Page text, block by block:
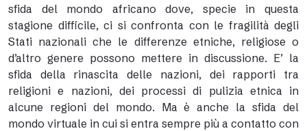
sfida del mondo africano dove, specie in questa
stagione difficile, ci si confronta con le fragilità degli
Stati nazionali che le differenze etniche, religiose o
d’altro genere possono mettere in discussione. E’ la
sfida della rinascita delle nazioni, dei rapporti tra
religioni e nazioni, dei processi di pulizia etnica in
alcune regioni del mondo. Ma è anche la sfida del
mondo virtuale in cui si entra sempre più a contatto con